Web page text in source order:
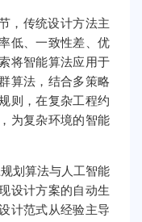
，传统设计方法主
低、一致性差、优
将智能算法应用于
算法，结合多策略
则，在复杂工程约
为复杂环境的智能
划算法与人工智能
设计方案的自动生
计范式从经验主导